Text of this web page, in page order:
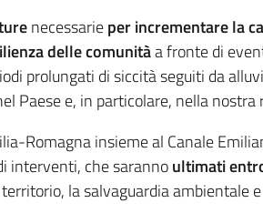
necessarieper incrementare la
delle comunitàa fronte di
prolungati di siccità seguiti da
Paese e, in particolare, nella nostra
Romagna insieme al Canale
interventi, che sarannoultimati
la salvaguardia ambientale